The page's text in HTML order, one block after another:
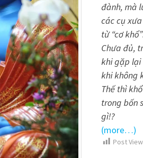
đành, mà
các cụ
từ “cơ
Chưa đủ,
khi gặp lại
khi không
Thế thì
trong bốn
gì!?
(more…)
Post